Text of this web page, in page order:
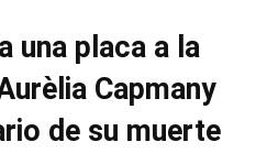
una placa a la
Capmany
de su muerte